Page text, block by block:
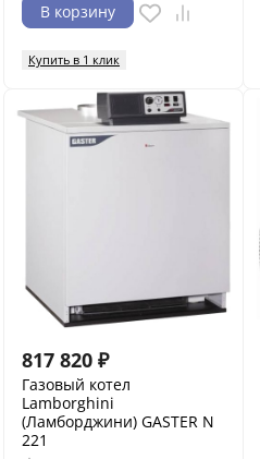
В корзину
Купить в 1 клик
817 820 ₽
Газовый котел
Lamborghini
(Ламборджини) GASTER N
221